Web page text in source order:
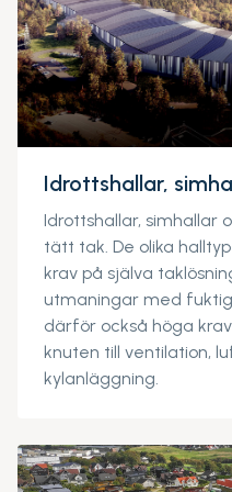
Idrottshallar,
Idrottshallar, simhallar
tätt tak. De olika
krav på själva
utmaningar med
därför också höga
knuten till ventilation,
kylanläggning.